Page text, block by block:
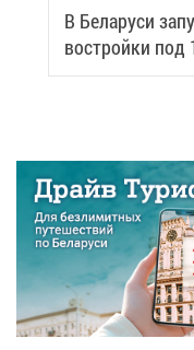
В Бе­ла­ру­си
вострой­ки под
про­грам­ме